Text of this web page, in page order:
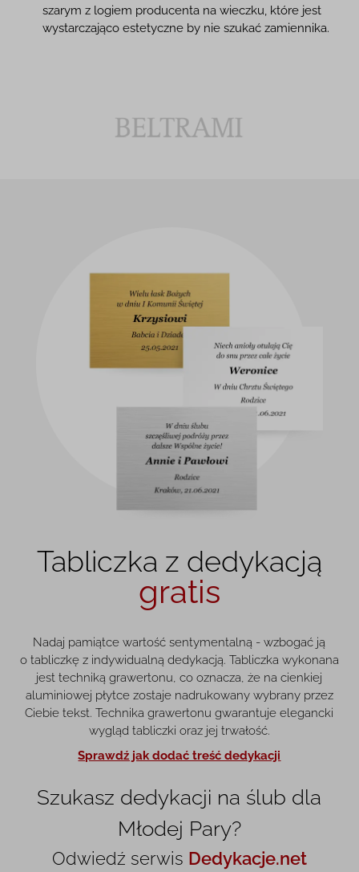
szarym z logiem producenta na wieczku, które jest
wystarczająco estetyczne by nie szukać zamiennika.
Tabliczka z dedykacją
gratis
Nadaj pamiątce wartość sentymentalną - wzbogać ją
o tabliczkę z indywidualną dedykacją. Tabliczka wykonana
jest techniką grawertonu, co oznacza, że na cienkiej
aluminiowej płytce zostaje nadrukowany wybrany przez
Ciebie tekst. Technika grawertonu gwarantuje elegancki
wygląd tabliczki oraz jej trwałość.
Sprawdź jak dodać treść dedykacji
Szukasz dedykacji na ślub dla
Młodej Pary?
Odwiedź serwis Dedykacje.net